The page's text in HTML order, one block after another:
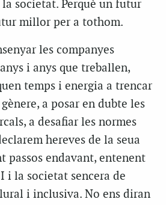
societat. Perquè un futur
millor per a tothom.
les companyes
i anys que treballen,
temps i energia a trencar
a posar en dubte les
a desafiar les normes
hereves de la seua
endavant, entenent
i la societat sencera de
i inclusiva. No ens diran